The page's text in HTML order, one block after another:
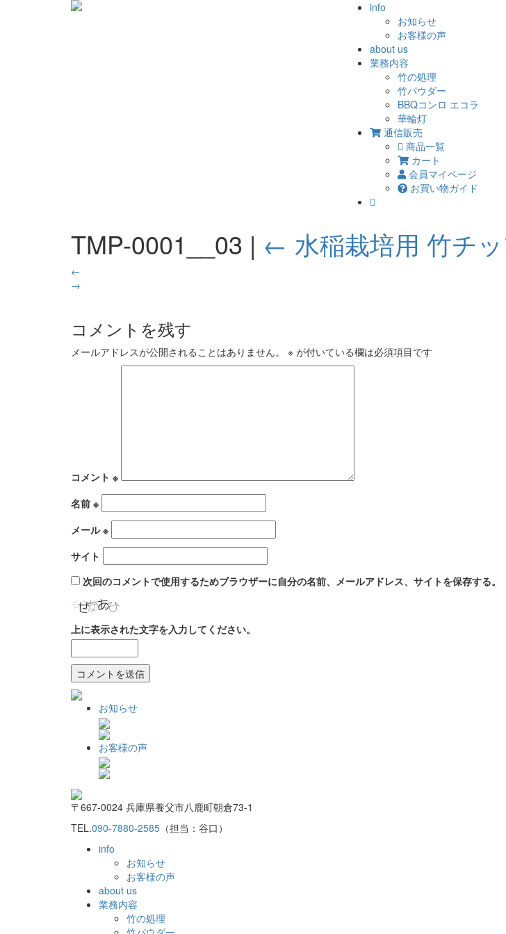
info
お知らせ
お客様の声
about us
業務内容
竹の処理
竹パウダー
BBQコンロ エコラ
華輪灯
通信販売
商品一覧
カート
会員マイページ
お買い物ガイド
TMP-0001__03 | ← 水稲栽培用 竹チ
←
→
コメントを残す
メールアドレスが公開されることはありません。 ※ が付いている欄は必須項目です
コメント ※
名前 ※
メール※
サイト
次回のコメントで使用するためブラウザーに自分の名前、メールアドレス、サイトを保存する。
上に表示された文字を入力してください。
お知らせ
お客様の声
〒667-0024 兵庫県養父市八鹿町朝倉73-1
TEL.090-7880-2585 （担当：谷口）
info
お知らせ
お客様の声
about us
業務内容
竹の処理